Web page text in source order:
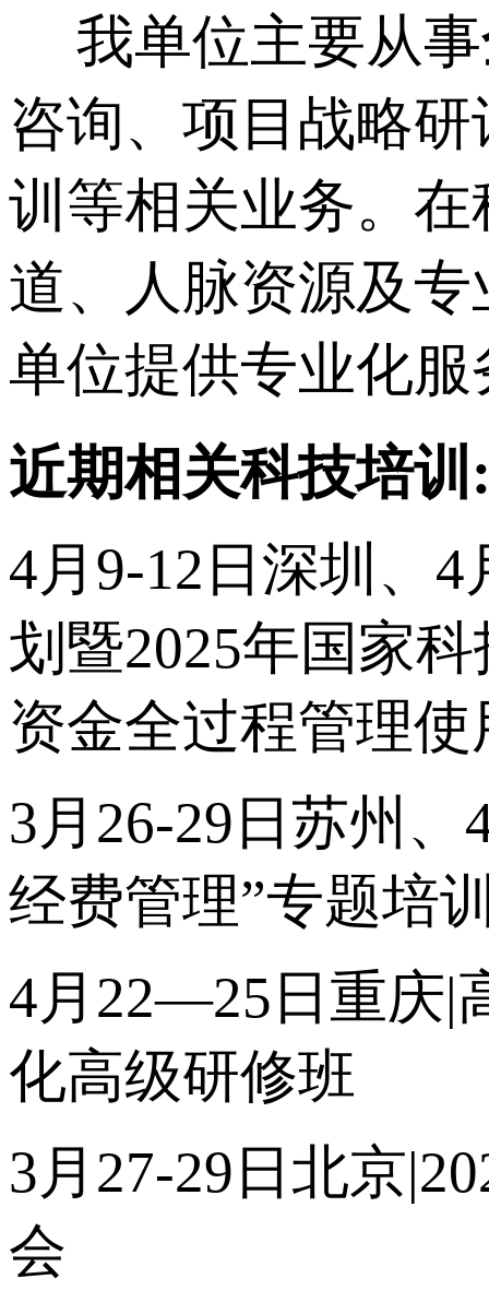
我单位主要从事
咨询、项目战略
训等相关业务。
道、人脉资源及
单位提供专业化
近期相关科技培
4月9-12日深圳、
划暨2025年国家
资金全过程管理
3月26-29日苏州
经费管理”专题培
4月22—25日重庆|
化高级研修班
3月27-29日北京
会